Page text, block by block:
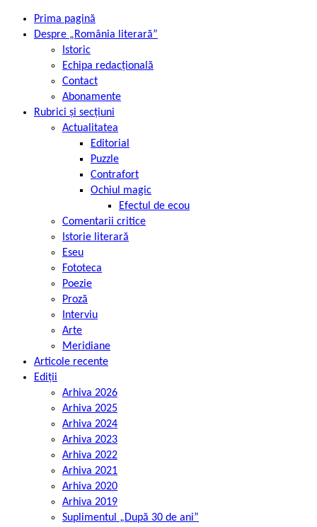
Prima pagină
Despre „România literară”
Istoric
Echipa redacțională
Contact
Abonamente
Rubrici și secțiuni
Actualitatea
Editorial
Puzzle
Contrafort
Ochiul magic
Efectul de ecou
Comentarii critice
Istorie literară
Eseu
Fototeca
Poezie
Proză
Interviu
Arte
Meridiane
Articole recente
Ediții
Arhiva 2026
Arhiva 2025
Arhiva 2024
Arhiva 2023
Arhiva 2022
Arhiva 2021
Arhiva 2020
Arhiva 2019
Suplimentul „După 30 de ani”